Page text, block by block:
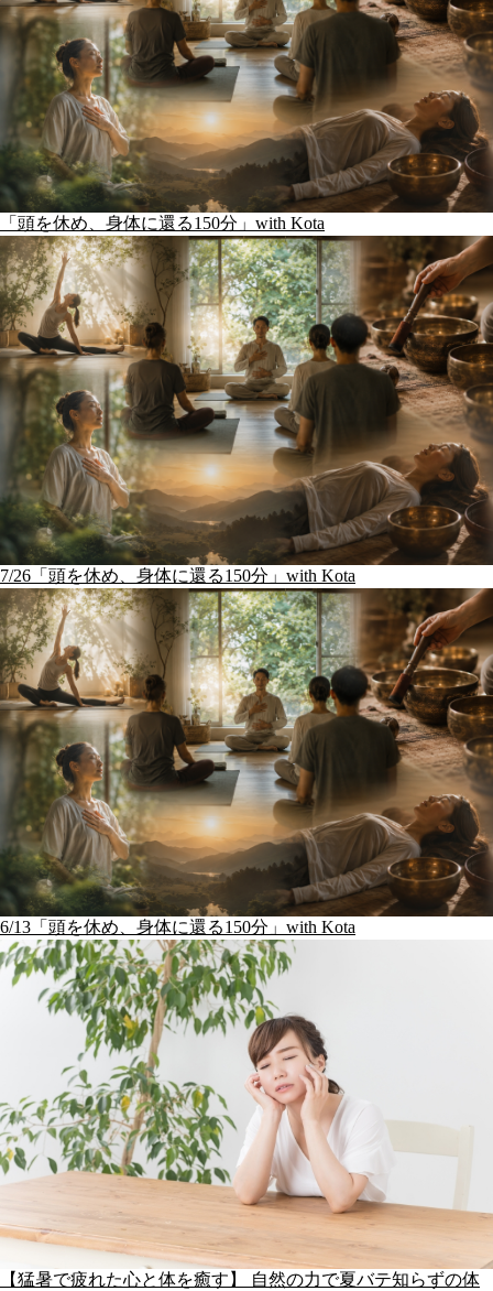
「頭を休め、身体に還る150分」with Kota
7/26「頭を休め、身体に還る150分」with Kota
6/13「頭を休め、身体に還る150分」with Kota
【猛暑で疲れた心と体を癒す】 自然の力で夏バテ知らずの体